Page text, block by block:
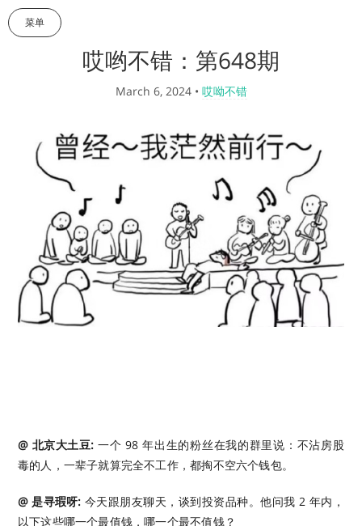
菜单
哎哟不错：第648期
March 6, 2024 • 哎呦不错
@ 北京大土豆: 一个 98 年出生的粉丝在我的群里说：不沾房股
毒的人，一辈子就算完全不工作，都掏不空六个钱包。 ​​​
@ 是寻瑕呀: 今天跟朋友聊天，谈到投资品种。他问我 2 年内，
以下这些哪一个最值钱，哪一个最不值钱？